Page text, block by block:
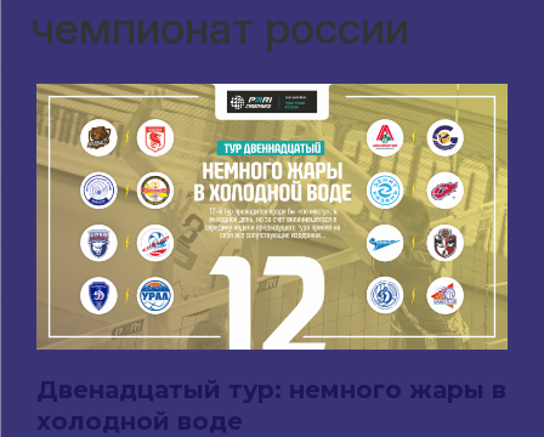
чемпионат россии
Двенадцатый тур: немного жары в
холодной воде